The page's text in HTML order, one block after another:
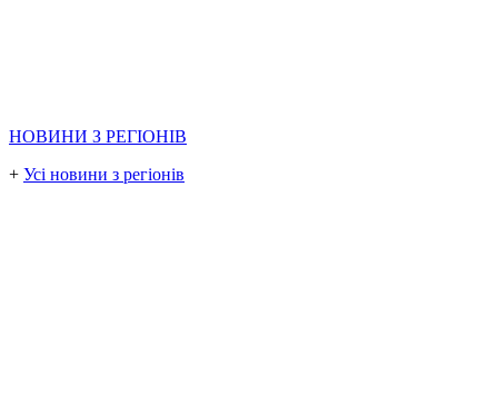
НОВИНИ З РЕГІОНІВ
+ Усі новини з регіонів